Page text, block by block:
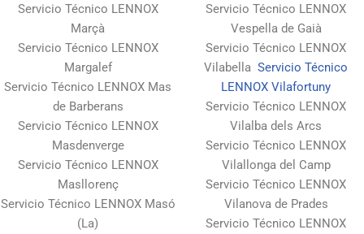
Servicio Técnico LENNOX
Marçà
Servicio Técnico LENNOX
Margalef
Servicio Técnico LENNOX Mas
de Barberans
Servicio Técnico LENNOX
Masdenverge
Servicio Técnico LENNOX
Masllorenç
Servicio Técnico LENNOX Masó
(La)
Servicio Técnico LENNOX
Vespella de Gaià
Servicio Técnico LENNOX
VilabellaServicio Técnico
LENNOX Vilafortuny
Servicio Técnico LENNOX
Vilalba dels Arcs
Servicio Técnico LENNOX
Vilallonga del Camp
Servicio Técnico LENNOX
Vilanova de Prades
Servicio Técnico LENNOX